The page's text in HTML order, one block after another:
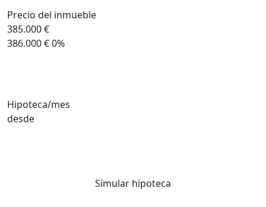
Precio del inmueble
385.000 €
386.000 €0%
Hipoteca/mes
desde
Simular hipoteca